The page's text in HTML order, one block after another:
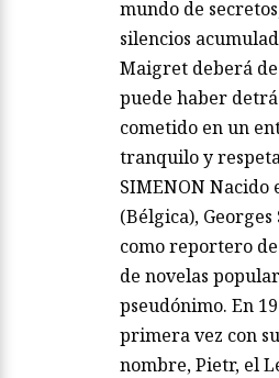
mundo de
silencios
Maigret deberá
puede haber
cometido en un
tranquilo y
SIMENON Nacido
(Bélgica),
como reportero
de novelas
pseudónimo. En
primera vez con
nombre, Pietr, el